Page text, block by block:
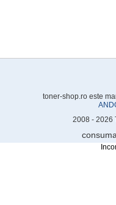
toner-shop.ro este
2008 - 2026